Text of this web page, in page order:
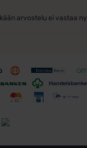
arvostelu ei vastaa